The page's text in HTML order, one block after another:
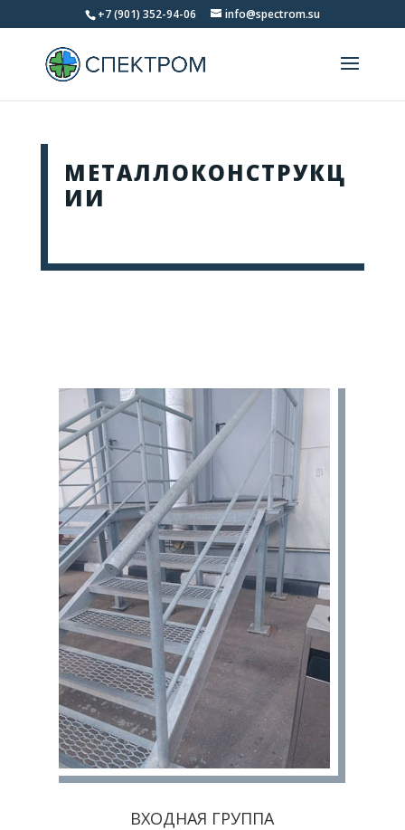
+7 (901) 352-94-06 info@spectrom.su
МЕТАЛЛОКОНСТРУКЦ
ИИ
ВХОДНАЯ ГРУППА